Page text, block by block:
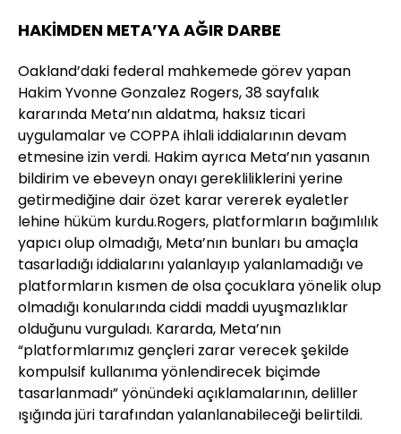
HAKİMDEN META’YA AĞIR DARBE
Oakland’daki federal mahkemede görev yapan
Hakim Yvonne Gonzalez Rogers, 38 sayfalık
kararında Meta’nın aldatma, haksız ticari
uygulamalar ve COPPA ihlali iddialarının devam
etmesine izin verdi. Hakim ayrıca Meta’nın yasanın
bildirim ve ebeveyn onayı gerekliliklerini yerine
getirmediğine dair özet karar vererek eyaletler
lehine hüküm kurdu.Rogers, platformların bağımlılık
yapıcı olup olmadığı, Meta’nın bunları bu amaçla
tasarladığı iddialarını yalanlayıp yalanlamadığı ve
platformların kısmen de olsa çocuklara yönelik olup
olmadığı konularında ciddi maddi uyuşmazlıklar
olduğunu vurguladı. Kararda, Meta’nın
“platformlarımız gençleri zarar verecek şekilde
kompulsif kullanıma yönlendirecek biçimde
tasarlanmadı” yönündeki açıklamalarının, deliller
ışığında jüri tarafından yalanlanabileceği belirtildi.